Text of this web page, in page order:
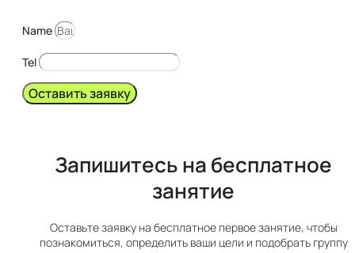
Name
Tel
Оставить заявку
Запишитесь на бесплатное
занятие​​
Оставьте заявку на бесплатное первое занятие, чтобы
познакомиться, определить ваши цели и подобрать группу